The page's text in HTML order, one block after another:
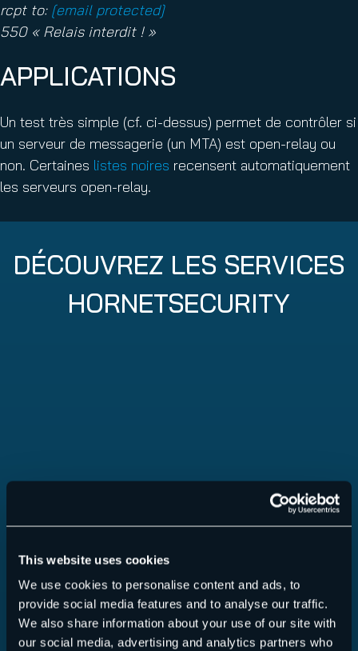
This website uses cookies
We use cookies to personalise content and ads, to
provide social media features and to analyse our traffic.
We also share information about your use of our site with
our social media, advertising and analytics partners who
rcpt to: [email protected]
550 « Relais interdit ! »
APPLICATIONS
Un test très simple (cf. ci-dessus) permet de contrôler si
un serveur de messagerie (un MTA) est open-relay ou
non. Certaines listes noires recensent automatiquement
les serveurs open-relay.
DÉCOUVREZ LES SERVICES
HORNETSECURITY
365 Total Protection